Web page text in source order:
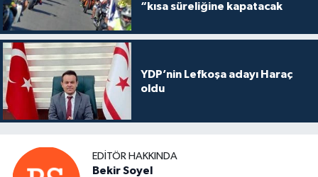
“kısa süreliğine kapatacak
YDP’nin Lefkoşa adayı Haraç
oldu
EDITÖR HAKKINDA
Bekir Soyel